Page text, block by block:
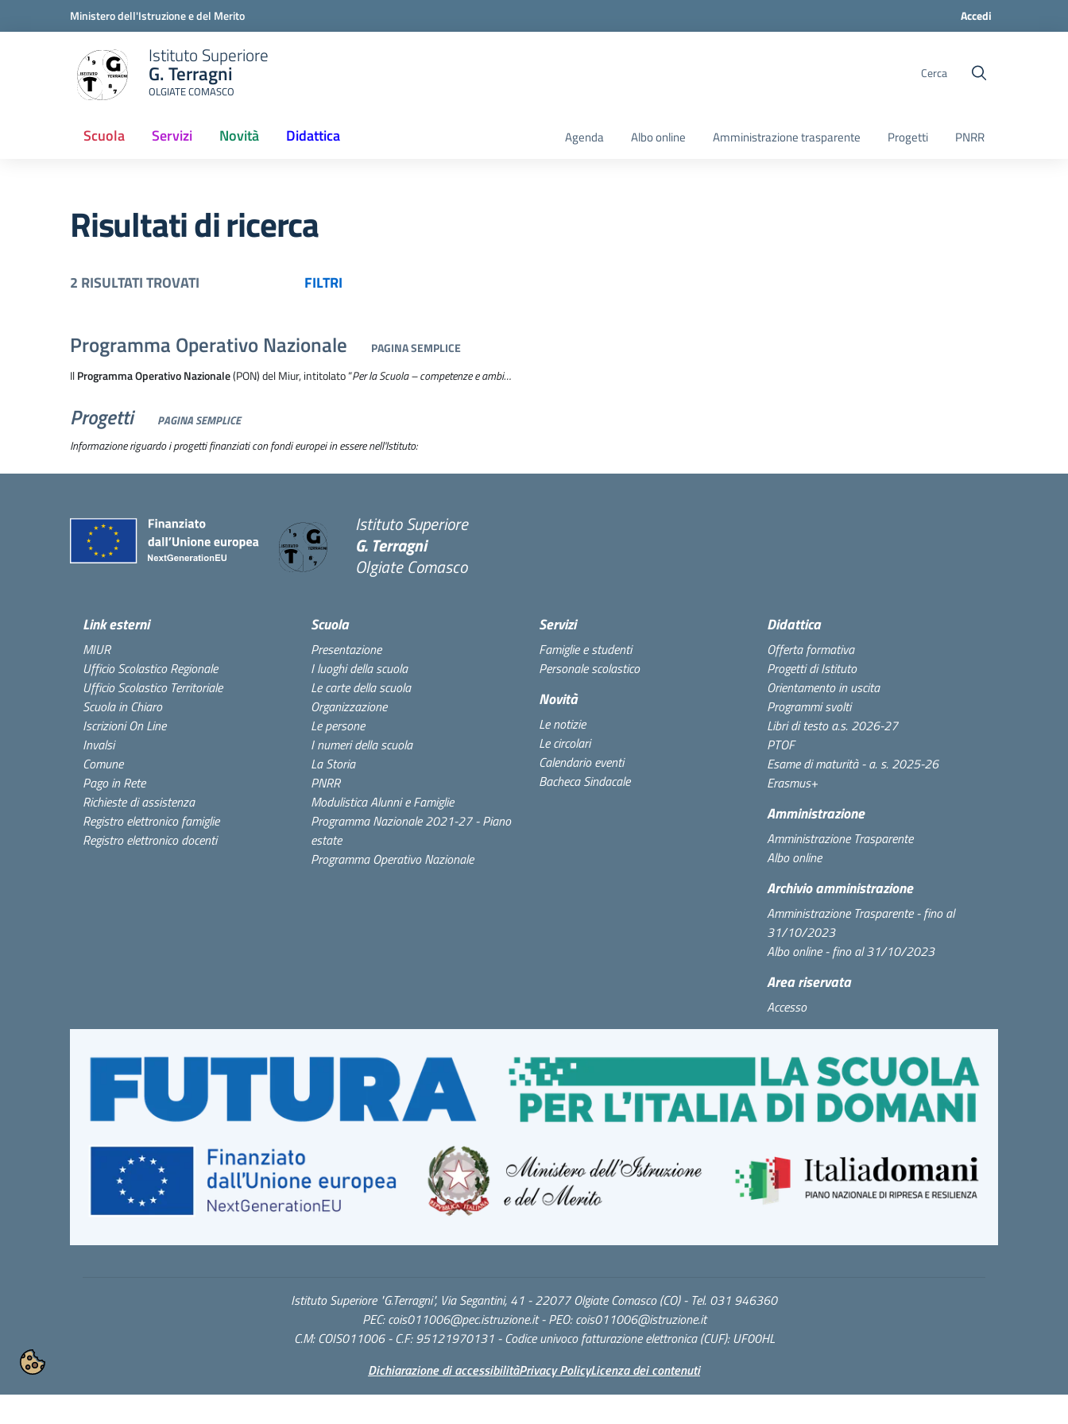
Ministero dell'Istruzione e del Merito Accedi
Istituto Superiore
G. Terragni
OLGIATE COMASCO
Cerca
Scuola Servizi Novità
(current) Didattica Agenda Albo online Amministrazione trasparente Progetti PNRR
Risultati di ricerca
2 RISULTATI TROVATI FILTRI
Programma Operativo Nazionale PAGINA SEMPLICE
IlProgramma Operativo Nazionale(PON) del Miur, intitolato “Per la Scuola – competenze e ambi…
Progetti PAGINA SEMPLICE
Informazione riguardo i progetti finanziati con fondi europei in essere nell'Istituto:
Istituto Superiore
G. Terragni
Olgiate Comasco
Link esterni
MIUR
Ufficio Scolastico Regionale
Ufficio Scolastico Territoriale
Scuola in Chiaro
Iscrizioni On Line
Invalsi
Comune
Pago in Rete
Richieste di assistenza
Registro elettronico famiglie
Registro elettronico docenti
Scuola
Presentazione
I luoghi della scuola
Le carte della scuola
Organizzazione
Le persone
I numeri della scuola
La Storia
PNRR
Modulistica Alunni e Famiglie
Programma Nazionale 2021-27 - Piano
estate
Programma Operativo Nazionale
Servizi
Famiglie e studenti
Personale scolastico
Novità
Le notizie
Le circolari
Calendario eventi
Bacheca Sindacale
Didattica
Offerta formativa
Progetti di Istituto
Orientamento in uscita
Programmi svolti
Libri di testo a.s. 2026-27
PTOF
Esame di maturità - a. s. 2025-26
Erasmus+
Amministrazione
Amministrazione Trasparente
Albo online
Archivio amministrazione
Amministrazione Trasparente - fino al
31/10/2023
Albo online - fino al 31/10/2023
Area riservata
Accesso
Istituto Superiore "G.Terragni", Via Segantini, 41 - 22077 Olgiate Comasco (CO) - Tel. 031 946360
PEC:cois011006@pec.istruzione.it- PEO:cois011006@istruzione.it
C.M: COIS011006 - C.F: 95121970131 - Codice univoco fatturazione elettronica (CUF): UF00HL
Dichiarazione di accessibilitàPrivacy PolicyLicenza dei contenuti